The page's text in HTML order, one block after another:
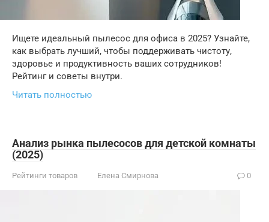
Ищете идеальный пылесос для офиса в 2025? Узнайте,
как выбрать лучший, чтобы поддерживать чистоту,
здоровье и продуктивность ваших сотрудников!
Рейтинг и советы внутри.
Читать полностью
Анализ рынка пылесосов для детской комнаты
(2025)
Рейтинги товаров Елена Смирнова 0